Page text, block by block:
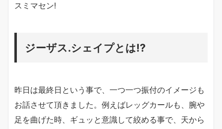
スミマセン!
ジーザス.シェイプとは!?
昨日は最終日という事で、一つ一つ振付のイメージも
お話させて頂きました。例えばレッグカールも、腕や
足を曲げた時、ギュッと意識して絞める事で、天から